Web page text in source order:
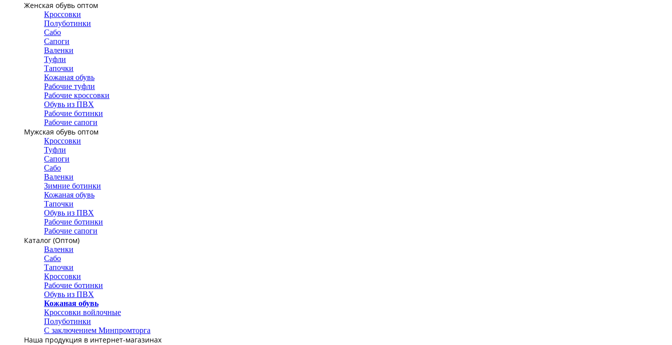
Женская обувь оптом
Кроссовки
Полуботинки
Сабо
Сапоги
Валенки
Туфли
Тапочки
Кожаная обувь
Рабочие туфли
Рабочие кроссовки
Обувь из ПВХ
Рабочие ботинки
Рабочие сапоги
Мужская обувь оптом
Кроссовки
Туфли
Сапоги
Сабо
Валенки
Зимние ботинки
Кожаная обувь
Тапочки
Обувь из ПВХ
Рабочие ботинки
Рабочие сапоги
Каталог (Оптом)
Валенки
Сабо
Тапочки
Кроссовки
Рабочие ботинки
Обувь из ПВХ
Кожаная обувь
Кроссовки войлочные
Полуботинки
С заключением Минпромторга
Наша продукция в интернет-магазинах